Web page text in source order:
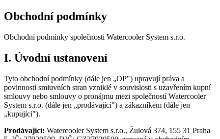
Obchodní podmínky
Obchodní podmínky společnosti Watercooler System s.r.o.
I. Úvodní ustanovení
Tyto obchodní podmínky (dále jen „OP") upravují práva a
povinnosti smluvních stran vzniklé v souvislosti s uzavřením kupní
smlouvy nebo smlouvy o pronájmu mezi společností Watercooler
System s.r.o. (dále jen „prodávající") a zákazníkem (dále jen
„kupující").
Prodávající: Watercooler System s.r.o., Žulová 374, 155 31 Praha